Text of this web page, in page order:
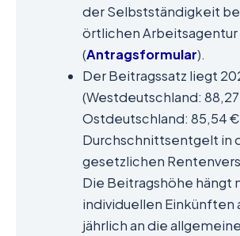
der Selbstständigkeit
örtlichen
(Antragsformular).
Der Beitragssatz liegt
(Westdeutschland:
Ostdeutschland: 85,54
Durchschnittsentgelt in
gesetzlichen
Die Beitragshöhe hängt
individuellen Einkünften
jährlich an die allgemeine